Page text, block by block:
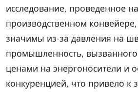
исследование, проведенное
производственном
значимы из-за давления на
промышленность,
ценами на энергоносители и
конкуренцией, что привело к